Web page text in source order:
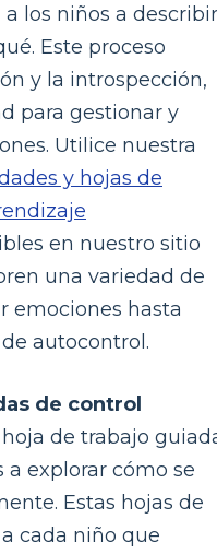
los niños a describir
Este proceso
y la introspección,
para gestionar y
Utilice nuestra
y hojas de
en nuestro sitio
una variedad de
emociones hasta
autocontrol.
de control
de trabajo
explorar cómo se
Estas hojas de
cada niño que